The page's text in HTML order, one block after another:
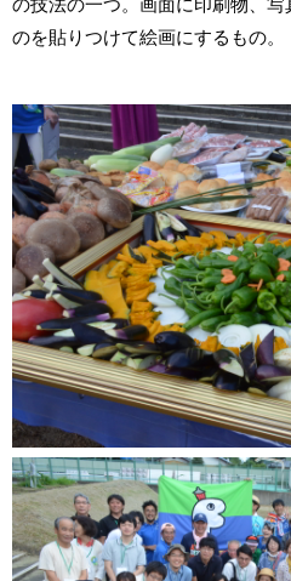
の技法の一つ。画面に印刷物、
のを貼りつけて絵画にするもの。